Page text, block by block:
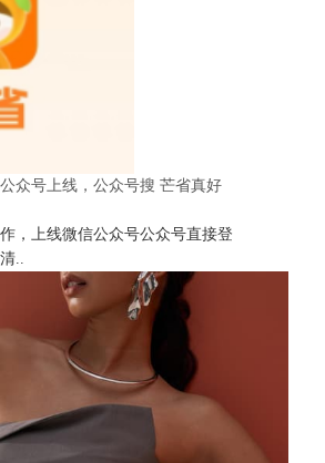
众号上线，公众号搜 芒省真好
，上线微信公众号公众号直接登
..